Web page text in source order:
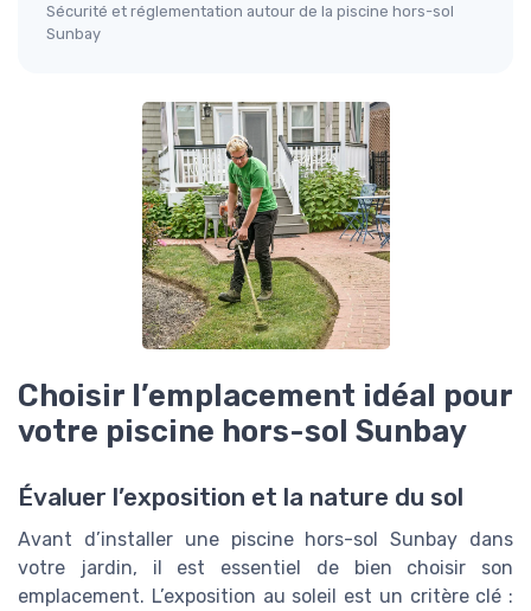
Sécurité et réglementation autour de la piscine hors-sol
Sunbay
Choisir l’emplacement idéal pour
votre piscine hors-sol Sunbay
Évaluer l’exposition et la nature du sol
Avant d’installer une piscine hors-sol Sunbay dans
votre jardin, il est essentiel de bien choisir son
emplacement. L’exposition au soleil est un critère clé :